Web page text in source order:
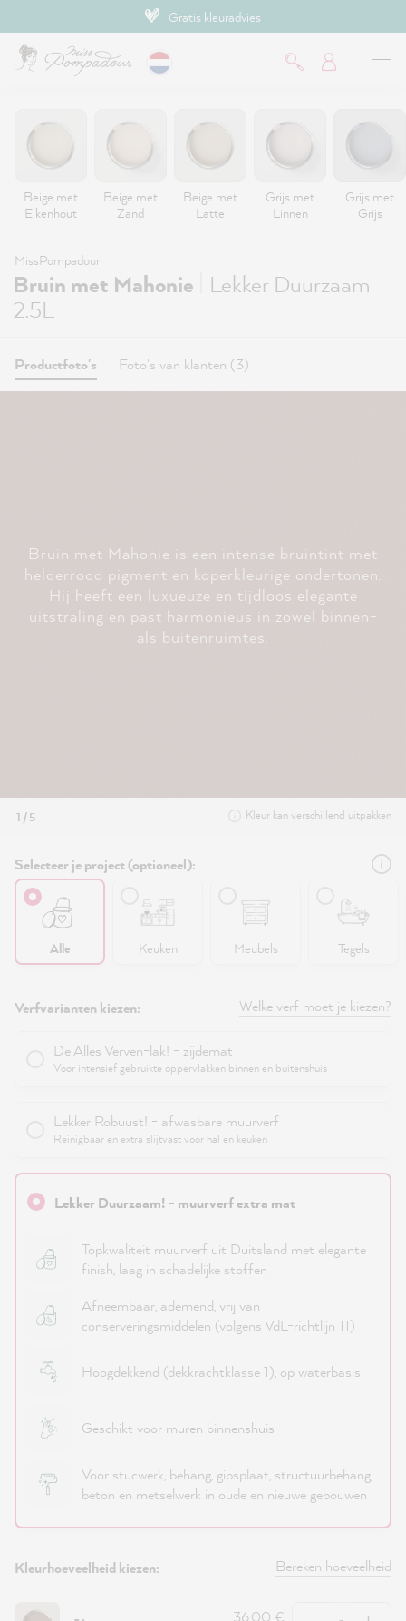
Gratis kleuradvies
Beige met
Eikenhout
Beige met
Zand
Beige met
Latte
Grijs met
Linnen
Grijs met
Grijs
MissPompadour
Bruin met Mahonie
Lekker Duurzaam
2.5L
Productfoto's Foto's van klanten (3)
Bruin met Mahonie is een intense bruintint met
helderrood pigment en koperkleurige ondertonen.
Hij heeft een luxueuze en tijdloos elegante
uitstraling en past harmonieus in zowel binnen-
als buitenruimtes.
1 / 5 Kleur kan verschillend uitpakken
Selecteer je project (optioneel):
Alle Keuken Meubels Tegels
Verfvarianten kiezen: Welke verf moet je kiezen?
De Alles Verven-lak! - zijdemat
Voor intensief gebruikte oppervlakken binnen en buitenshuis
Lekker Robuust! - afwasbare muurverf
Reinigbaar en extra slijtvast voor hal en keuken
Lekker Duurzaam! - muurverf extra mat
Topkwaliteit muurverf uit Duitsland met elegante
finish, laag in schadelijke stoffen
Afneembaar, ademend, vrij van
conserveringsmiddelen (volgens VdL-richtlijn 11)
Hoogdekkend (dekkrachtklasse 1), op waterbasis
Geschikt voor muren binnenshuis
Voor stucwerk, behang, gipsplaat, structuurbehang,
beton en metselwerk in oude en nieuwe gebouwen
Kleurhoeveelheid kiezen: Bereken hoeveelheid
36,00 € Hoeveelheid